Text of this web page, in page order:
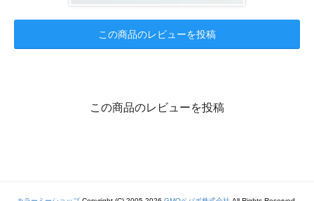
この商品のレビューを投稿
この商品のレビューを投稿